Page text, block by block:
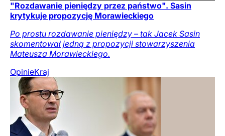
"Rozdawanie pieniędzy przez państwo". Sasin
krytykuje propozycję Morawieckiego
Po prostu rozdawanie pieniędzy – tak Jacek Sasin
skomentował jedną z propozycji stowarzyszenia
Mateusza Morawieckiego.
OpinieKraj